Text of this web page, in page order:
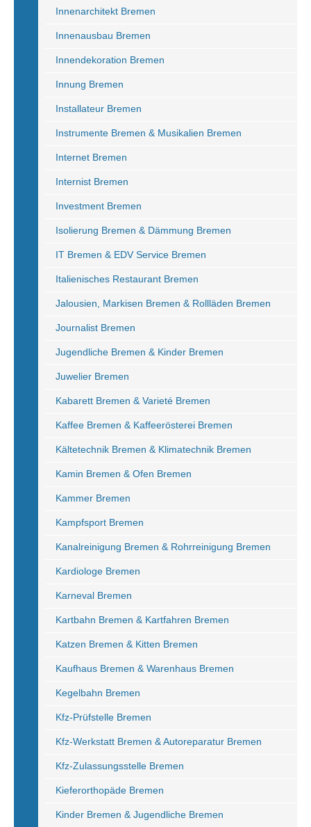
Innenarchitekt Bremen
Innenausbau Bremen
Innendekoration Bremen
Innung Bremen
Installateur Bremen
Instrumente Bremen & Musikalien Bremen
Internet Bremen
Internist Bremen
Investment Bremen
Isolierung Bremen & Dämmung Bremen
IT Bremen & EDV Service Bremen
Italienisches Restaurant Bremen
Jalousien, Markisen Bremen & Rollläden Bremen
Journalist Bremen
Jugendliche Bremen & Kinder Bremen
Juwelier Bremen
Kabarett Bremen & Varieté Bremen
Kaffee Bremen & Kaffeerösterei Bremen
Kältetechnik Bremen & Klimatechnik Bremen
Kamin Bremen & Ofen Bremen
Kammer Bremen
Kampfsport Bremen
Kanalreinigung Bremen & Rohrreinigung Bremen
Kardiologe Bremen
Karneval Bremen
Kartbahn Bremen & Kartfahren Bremen
Katzen Bremen & Kitten Bremen
Kaufhaus Bremen & Warenhaus Bremen
Kegelbahn Bremen
Kfz-Prüfstelle Bremen
Kfz-Werkstatt Bremen & Autoreparatur Bremen
Kfz-Zulassungsstelle Bremen
Kieferorthopäde Bremen
Kinder Bremen & Jugendliche Bremen